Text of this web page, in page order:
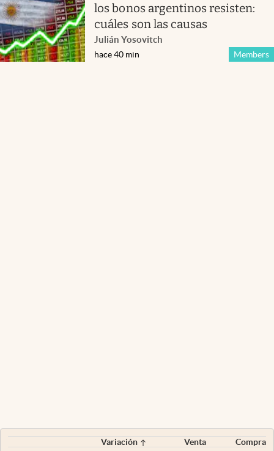
los bonos argentinos resisten:
cuáles son las causas
Julián Yosovitch
Members
hace 40 min
Variación Venta
Compra